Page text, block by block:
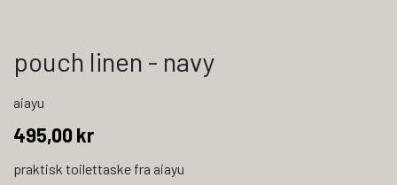
pouch linen - navy
aiayu
495,00 kr
praktisk toilettaske fra aiayu